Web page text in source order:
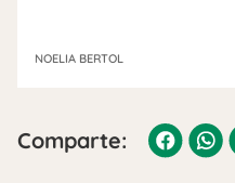
NOELIA BERTOL
Comparte: